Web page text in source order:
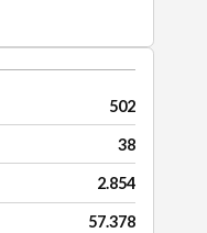
502
38
2.854
57.378